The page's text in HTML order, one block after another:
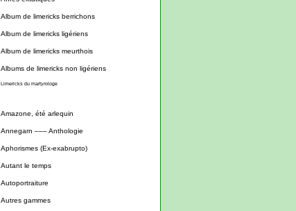
Album de limericks berrichons
Album de limericks ligériens
Album de limericks meurthois
Albums de limericks non ligériens
Limericks du martyrologe
Amazone, été arlequin
Annegarn ––– Anthologie
Aphorismes (Ex-exabrupto)
Autant le temps
Autoportraiture
Autres gammes